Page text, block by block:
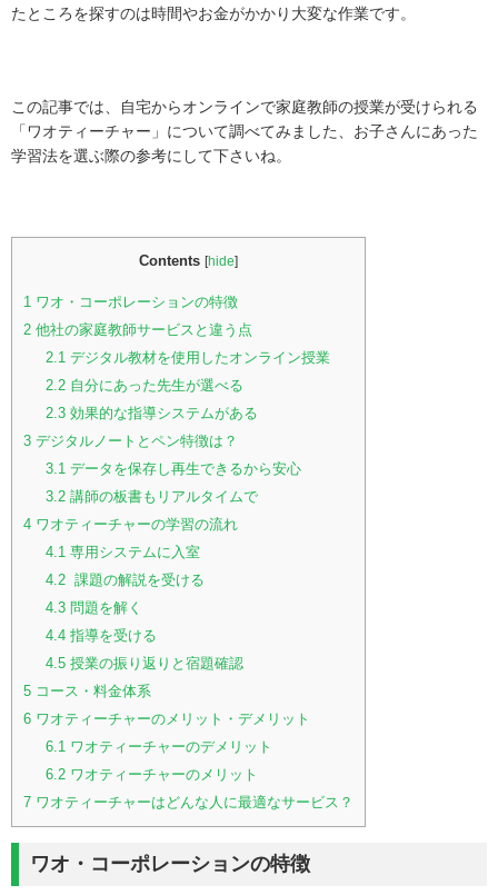
たところを探すのは時間やお金がかかり大変な作業です。
この記事では、自宅からオンラインで家庭教師の授業が受けられる
「ワオティーチャー」について調べてみました、お子さんにあった
学習法を選ぶ際の参考にして下さいね。
Contents [hide]
1 ワオ・コーポレーションの特徴
2 他社の家庭教師サービスと違う点
2.1 デジタル教材を使用したオンライン授業
2.2自分にあった先生が選べる
2.3効果的な指導システムがある
3 デジタルノートとペン特徴は？
3.1 データを保存し再生できるから安心
3.2講師の板書もリアルタイムで
4 ワオティーチャーの学習の流れ
4.1 専用システムに入室
4.2課題の解説を受ける
4.3問題を解く
4.4指導を受ける
4.5授業の振り返りと宿題確認
5 コース・料金体系
6 ワオティーチャーのメリット・デメリット
6.1 ワオティーチャーのデメリット
6.2ワオティーチャーのメリット
7 ワオティーチャーはどんな人に最適なサービス？
ワオ ・コーポレーションの特徴